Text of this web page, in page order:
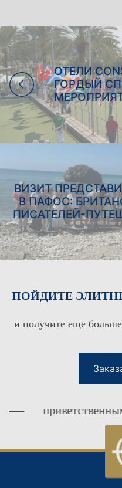
СЕМЕЙНЫЕ ПРАЗДНИКИ
ПРАЗДНИКИ В БОУЛИНГЕ
КЛУБ ЛОЯЛЬНОСТИ ДЛЯ
ОТЕЛИ
ГОРДЫЙ
ВИЗИТ
В ПАФОС:
ПИСАТЕЛЕЙ-
ПОЙДИТЕ
и получите еще
приветственным